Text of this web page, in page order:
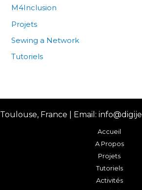
M4Inclusion
Projets
Sewing a Network
Tutoriels
Toulouse, France | Email:
Accueil
A Propos
Projets
Tutoriels
Activités